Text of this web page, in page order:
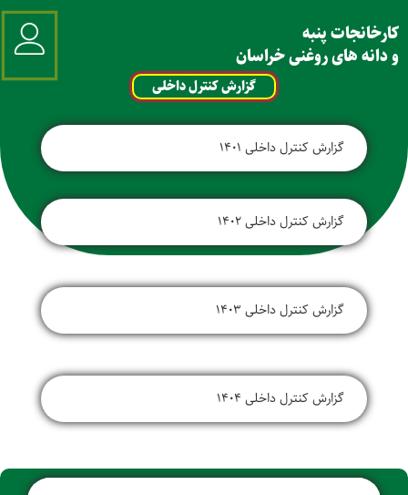
کارخانجات پنبه
و دانه های روغنی خراسان
گزارش کنترل داخلی
گزارش کنترل داخلی 1401
گزارش کنترل داخلی 1402
گزارش کنترل داخلی 1403
گزارش کنترل داخلی 1404